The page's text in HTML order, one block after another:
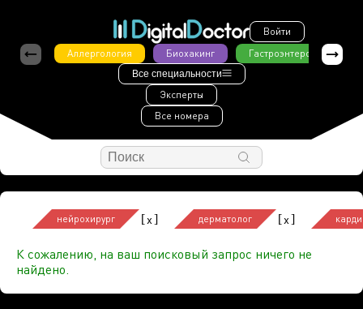
Войти
Аллергология
Биохакинг Гастроэнтерология
Все специальности
Эксперты
Все номера
нейрохирург [x] дерматолог [x]
К сожалению, на ваш поисковый запрос ничего не
найдено.